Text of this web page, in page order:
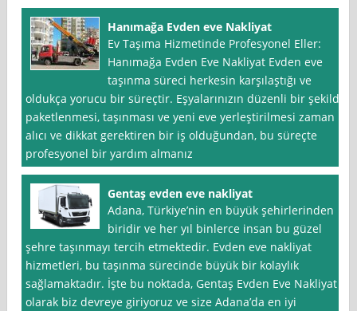
Hanımağa Evden eve Nakliyat
Ev Taşıma Hizmetinde Profesyonel Eller:
Hanımağa Evden Eve Nakliyat Evden eve
taşınma süreci herkesin karşılaştığı ve
oldukça yorucu bir süreçtir. Eşyalarınızın düzenli bir şekilde
paketlenmesi, taşınması ve yeni eve yerleştirilmesi zaman
alıcı ve dikkat gerektiren bir iş olduğundan, bu süreçte
profesyonel bir yardım almanız
Gentaş evden eve nakliyat
Adana, Türkiye’nin en büyük şehirlerinden
biridir ve her yıl binlerce insan bu güzel
şehre taşınmayı tercih etmektedir. Evden eve nakliyat
hizmetleri, bu taşınma sürecinde büyük bir kolaylık
sağlamaktadır. İşte bu noktada, Gentaş Evden Eve Nakliyat
olarak biz devreye giriyoruz ve size Adana’da en iyi